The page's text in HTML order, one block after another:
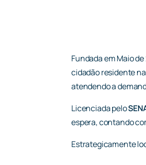
Fundada em Maio
cidadão residente
atendendo a
Licenciada pelo
espera, contando
Estrategicamente